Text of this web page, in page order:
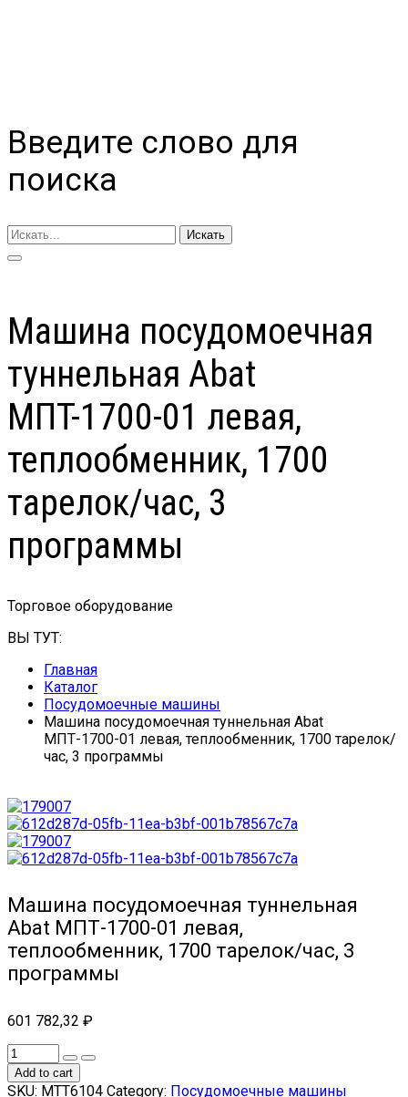
Введите слово для
поиска
Искать
Машина посудомоечная
туннельная Abat
МПТ-1700-01 левая,
теплообменник, 1700
тарелок/час, 3
программы
Торговое оборудование
ВЫ ТУТ:
Главная
Каталог
Посудомоечные машины
Машина посудомоечная туннельная Abat
МПТ-1700-01 левая, теплообменник, 1700 тарелок/
час, 3 программы
Машина посудомоечная туннельная
Abat МПТ-1700-01 левая,
теплообменник, 1700 тарелок/час, 3
программы
601 782,32 ₽
Add to cart
SKU: МТТ6104 Category: Посудомоечные машины